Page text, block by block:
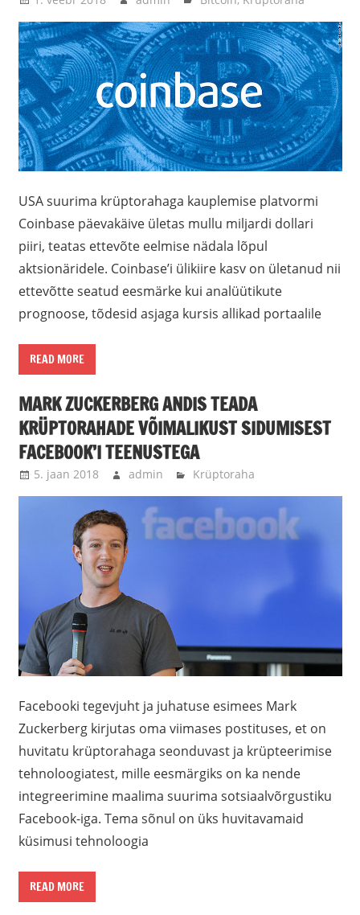
USA suurima krüptorahaga kauplemise platvormi
Coinbase päevakäive ületas mullu miljardi dollari
piiri, teatas ettevõte eelmise nädala lõpul
aktsionäridele. Coinbase’i ülikiire kasv on ületanud nii
ettevõtte seatud eesmärke kui analüütikute
prognoose, tõdesid asjaga kursis allikad portaalile
READ MORE
MARK ZUCKERBERG ANDIS TEADA
KRÜPTORAHADE VÕIMALIKUST SIDUMISEST
FACEBOOK’I TEENUSTEGA
5. jaan 2018 admin Krüptoraha
Facebooki tegevjuht ja juhatuse esimees Mark
Zuckerberg kirjutas oma viimases postituses, et on
huvitatu krüptorahaga seonduvast ja krüpteerimise
tehnoloogiatest, mille eesmärgiks on ka nende
integreerimine maalima suurima sotsiaalvõrgustiku
Facebook-iga. Tema sõnul on üks huvitavamaid
küsimusi tehnoloogia
READ MORE